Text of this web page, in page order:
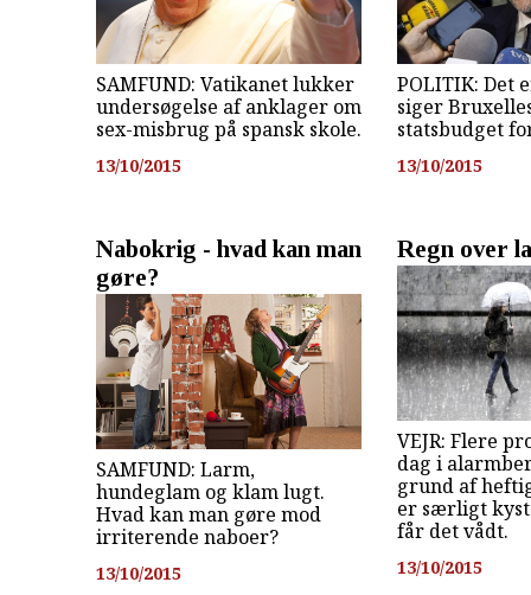
SAMFUND: Vatikanet lukker
undersøgelse af anklager om
sex-misbrug på spansk skole.
13/10/2015
POLITIK: Det
siger
statsbudget
13/10/2015
Nabokrig - hvad kan man
gøre?
SAMFUND: Larm,
hundeglam og klam lugt.
Hvad kan man gøre mod
irriterende naboer?
13/10/2015
Regn over
VEJR: Flere
dag i
grund af
er særligt
får det vådt.
13/10/2015